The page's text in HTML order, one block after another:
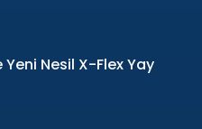
Nesil X-Flex Yay